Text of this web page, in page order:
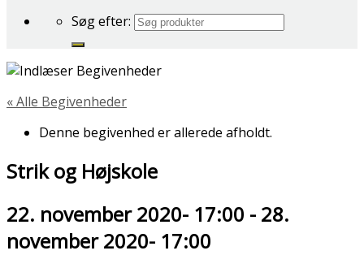
Søg efter:
« Alle Begivenheder
Denne begivenhed er allerede afholdt.
Strik og Højskole
22. november 2020- 17:00 - 28.
november 2020- 17:00